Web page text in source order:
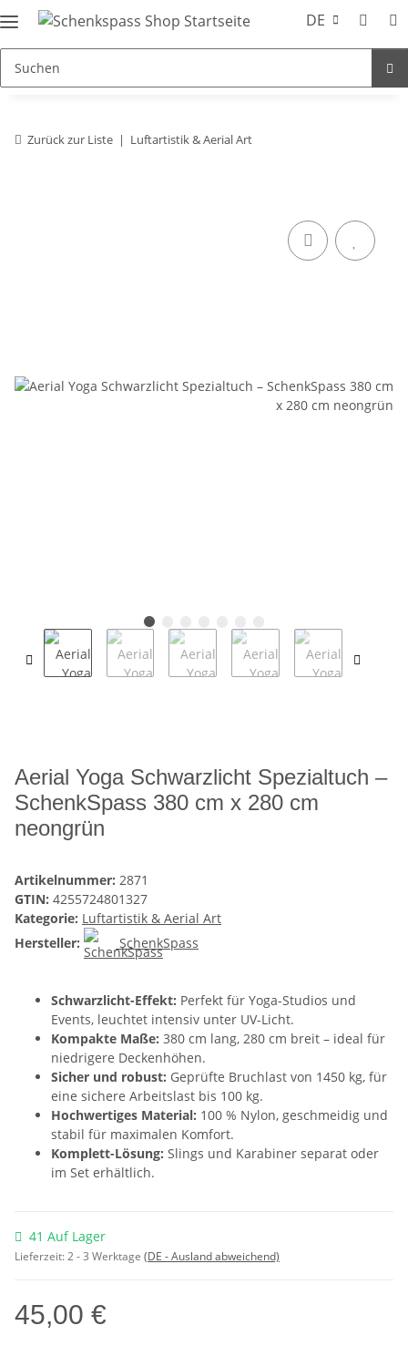
DE
Zurück zur Liste Luftartistik & Aerial Art
Aerial Yoga Schwarzlicht Spezialtuch –
SchenkSpass 380 cm x 280 cm
neongrün
Artikelnummer: 2871
GTIN: 4255724801327
Kategorie: Luftartistik & Aerial Art
Hersteller:
SchenkSpass
Schwarzlicht-Effekt: Perfekt für Yoga-Studios und
Events, leuchtet intensiv unter UV-Licht.
Kompakte Maße: 380 cm lang, 280 cm breit – ideal für
niedrigere Deckenhöhen.
Sicher und robust: Geprüfte Bruchlast von 1450 kg, für
eine sichere Arbeitslast bis 100 kg.
Hochwertiges Material: 100 % Nylon, geschmeidig und
stabil für maximalen Komfort.
Komplett-Lösung: Slings und Karabiner separat oder
im Set erhältlich.
41 Auf Lager
Lieferzeit:2 - 3 Werktage (DE - Ausland abweichend)
45,00 €